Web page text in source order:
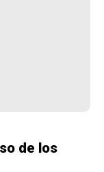
de los